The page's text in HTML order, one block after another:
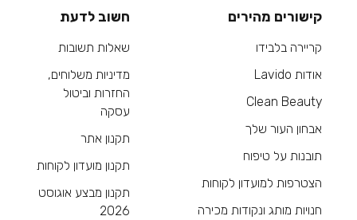
קישורים מהירים
קריירה בלבידו
אודות Lavido
Clean Beauty
אבחון העור שלך
תובנות על טיפוח
הצטרפות למועדון לקוחות
חנויות מותג ונקודות מכירה
חשוב לדעת
שאלות תשובות
מדיניות משלוחים,
החזרות וביטול
עסקה
תקנון אתר
תקנון מועדון לקוחות
תקנון מבצע אוגוסט
2026